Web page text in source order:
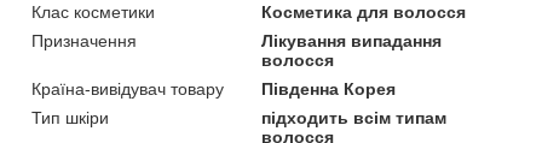
Клас косметики
Косметика для волосся
Призначення
Лікування випадання
волосся
Країна-вивідувач товару
Південна Корея
Тип шкіри
підходить всім типам
волосся